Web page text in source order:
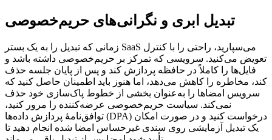
تبدیل ابری و نگرانی‌های حریم‌خصوصی
زمانی که تبدیل را به یک بستر SaaS می‌سپارید، راحتی را با کنترل
تعویض می‌کنید. سرویسی که تمرکز بر حریم‌خصوصی داشته باشد و
فایل‌ها را کاملاً در حافظه پردازش کند و پس از پایان جلسه حذف
کند، مخاطره را کاهش می‌دهد، اما هنوز باید اطمینان حاصل کنید که
سرویس امضاها را به‌عنوان بخشی از خطوط پاک‌سازی خود حذف
نمی‌کند. سیاست حریم‌خصوصی عرضه‌کننده را مرور کنید،
توافق‌نامهٔ پردازش داده‌ها (DPA) درخواست کنید و در صورت امکان
یک تبدیل آزمایشی روی سندی غیرحساس امضا شده انجام دهید تا